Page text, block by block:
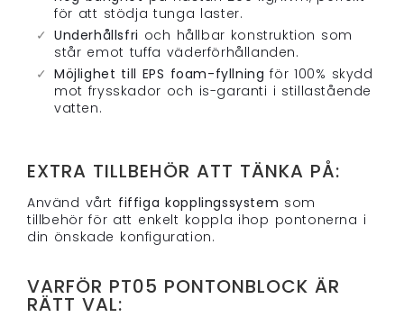
för att stödja tunga laster.
Underhållsfri och hållbar konstruktion som
står emot tuffa väderförhållanden.
Möjlighet till EPS foam-fyllning för 100% skydd
mot frysskador och is-garanti i stillastående
vatten.
EXTRA TILLBEHÖR ATT TÄNKA PÅ:
Använd vårt fiffiga kopplingssystem som
tillbehör för att enkelt koppla ihop pontonerna i
din önskade konfiguration.
VARFÖR PT05 PONTONBLOCK ÄR
RÄTT VAL: